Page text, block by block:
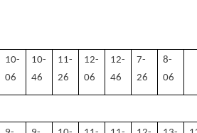
10-
06
10-
46
11-
26
12-
06
12-
46
7-
26
8-
06